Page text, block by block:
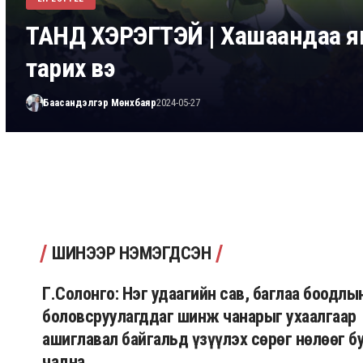
ТАНД ХЭРЭГТЭЙ | Хашаандаа
тарих вэ
Баасандэлгэр Мөнхбаяр2024-05-27
ШИНЭЭР НЭМЭГДСЭН
Г.Солонго: Нэг удаагийн сав, баглаа
боловсруулагддаг шинж чанарыг ухаалгаар
ашиглавал байгальд үзүүлэх сөрөг нөлөөг